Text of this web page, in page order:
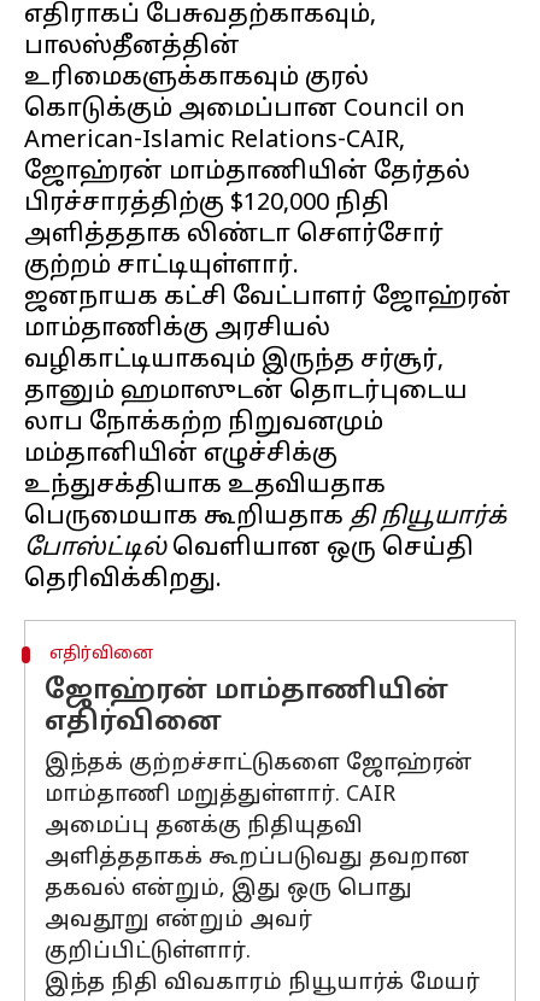
எதிராகப் பேசுவதற்காகவும்,
பாலஸ்தீனத்தின்
உரிமைகளுக்காகவும் குரல்
கொடுக்கும் அமைப்பான Council on
American-Islamic Relations-CAIR,
ஜோஹ்ரன் மாம்தாணியின் தேர்தல்
பிரச்சாரத்திற்கு $120,000 நிதி
அளித்ததாக லிண்டா சௌர்சோர்
குற்றம் சாட்டியுள்ளார்.
ஜனநாயக கட்சி வேட்பாளர் ஜோஹ்ரன்
மாம்தாணிக்கு அரசியல்
வழிகாட்டியாகவும் இருந்த சர்சூர்,
தானும் ஹமாஸுடன் தொடர்புடைய
லாப நோக்கற்ற நிறுவனமும்
மம்தானியின் எழுச்சிக்கு
உந்துசக்தியாக உதவியதாக
பெருமையாக கூறியதாக தி நியூயார்க்
போஸ்ட்டில்வெளியான ஒரு செய்தி
எதிர்வினை
ஜோஹ்ரன் மாம்தாணியின்
எதிர்வினை
இந்தக் குற்றச்சாட்டுகளை ஜோஹ்ரன்
மாம்தாணி மறுத்துள்ளார். CAIR
அமைப்பு தனக்கு நிதியுதவி
அளித்ததாகக் கூறப்படுவது தவறான
தகவல் என்றும், இது ஒரு பொது
அவதூறு என்றும் அவர்
குறிப்பிட்டுள்ளார்.
இந்த நிதி விவகாரம் நியூயார்க் மேயர்